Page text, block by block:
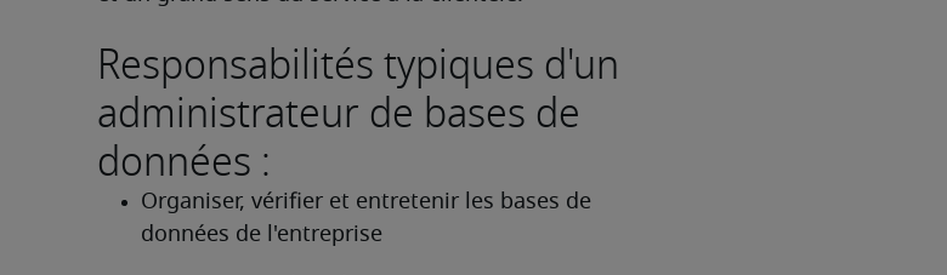
Responsabilités typiques d'un
administrateur de bases de
données :
Organiser, vérifier et entretenir les bases de
données de l'entreprise